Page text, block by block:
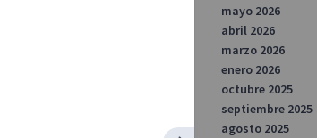
mayo 2026
abril 2026
marzo 2026
enero 2026
octubre 2025
septiembre 2025
agosto 2025